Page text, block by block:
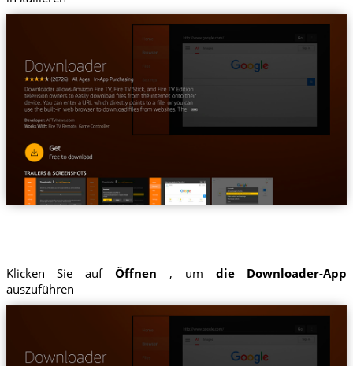
Klicken Sie aufÖffnen , um die Downloader-App
auszuführen